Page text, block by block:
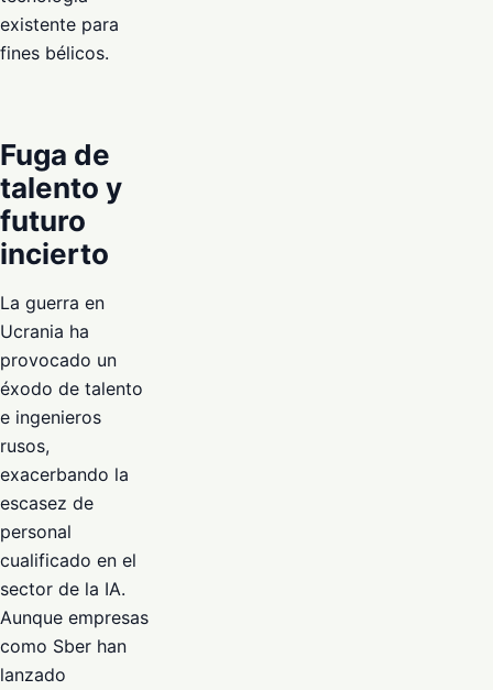
existente para
fines bélicos.
Fuga de
talento y
futuro
incierto
La guerra en
Ucrania ha
provocado un
éxodo de talento
e ingenieros
rusos,
exacerbando la
escasez de
personal
cualificado en el
sector de la IA.
Aunque empresas
como Sber han
lanzado